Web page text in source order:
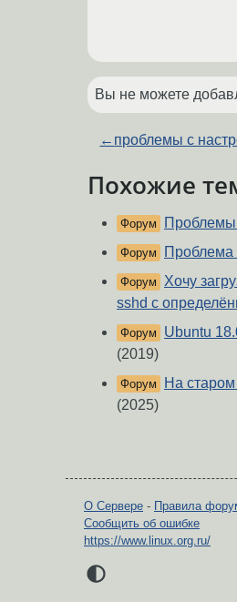
Вы не можете
← проблемы с
Похожие
Форум Проблемы
Форум Проблема
Форум Хочу
sshd с
Форум
Ubuntu
(2019)
Форум
На
(2025)
О Сервере - Правила
Сообщить об ошибке
https://www.linux.org.ru/